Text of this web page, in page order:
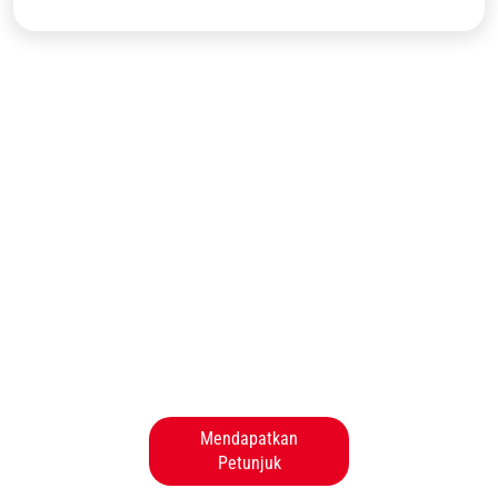
Mendapatkan
Petunjuk